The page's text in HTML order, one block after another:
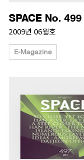
SPACE No. 499
2009년 06월호
E-Magazine